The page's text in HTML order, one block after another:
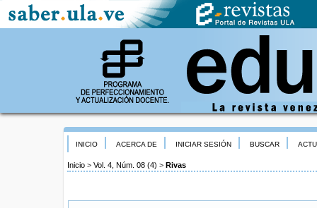
INICIO ACERCA DE INICIAR SESIÓN BUSCAR
Inicio > Vol. 4, Núm. 08 (4) > Rivas